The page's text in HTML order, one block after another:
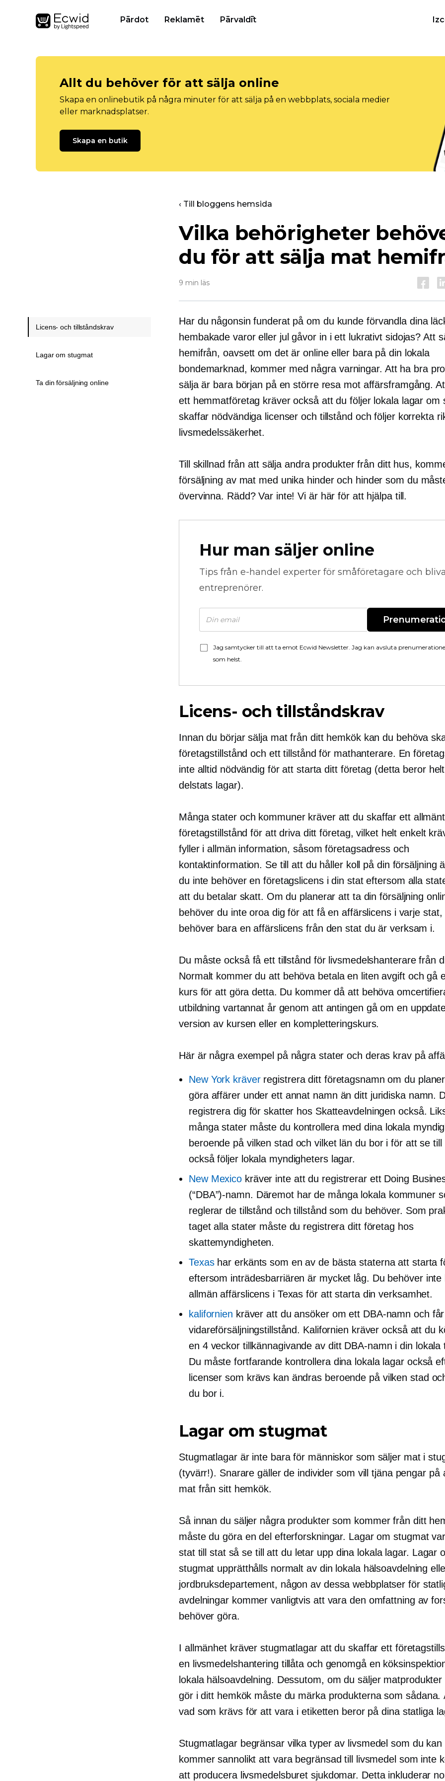
Pārdot Reklamēt Pārvaldīt
Allt du behöver för att sälja online
Skapa en onlinebutik på några minuter för att sälja på en webbplats, sociala medier
eller marknadsplatser.
Skapa en butik
‹ Till bloggens hemsida
Vilka behörigheter
du för att sälja mat
9 min läs
Har du någonsin funderat på om du kunde förvandla dina
hembakade varor eller julgåvorin i ett lukrativt sidojas? Att
hemifrån, oavsett om det är online eller bara på din lokala
bondemarknad, kommer med några varningar. Att ha bra
sälja är bara början på en större resa mot affärsframgång.
ett hemmatföretag kräver också att du följer lokala lagar om
skaffar nödvändiga licenser och tillstånd och följer korrekta
livsmedelssäkerhet.
Till skillnad från att sälja andra produkter från ditt hus,
försäljning av mat med unika hinder och hinder som du
övervinna. Rädd? Var inte! Vi är här för att hjälpa till.
Hur man säljer online
Tips från e-handel experter för småföretagare och
entreprenörer.
Jag samtycker till att ta emot Ecwid Newsletter. Jag kan avsluta
som helst.
Licens- och tillståndskrav
Innan du börjar sälja mat från ditt hemkök kan du behöva
företagstillstånd och ett tillstånd för mathanterare. En
inte alltid nödvändig för att starta ditt företag (detta beror
delstats lagar).
Många stater och kommuner kräver att du skaffar ett allmänt
företagstillstånd för att driva ditt företag, vilket helt enkelt
fyller i allmän information, såsom företagsadress och
kontaktinformation. Se till att du håller koll på din försäljning
du inte behöver en företagslicens i din stat eftersom alla
att du betalar skatt. Om du planerar att ta din försäljning
behöver du inte oroa dig för att få en affärslicens i varje stat,
behöver bara en affärslicens från den stat du är verksam i.
Du måste också få ett tillstånd för livsmedelshanterare från
Normalt kommer du att behöva betala en liten avgift och gå
kurs för att göra detta. Du kommer då att behöva
utbildning vartannat år genom att antingen gå om en
version av kursen eller en kompletteringskurs.
Här är några exempel på några stater och deras krav på
New York kräverregistrera ditt företagsnamn om du
göra affärer under ett annat namn än ditt juridiska namn.
registrera dig för skatter hos Skatteavdelningen också.
många stater måste du kontrollera med dina lokala
beroende på vilken stad och vilket län du bor i för att se till
också följer lokala myndigheters lagar.
New Mexico kräver inte att du registrerar ett Doing
(“DBA”)-namn. Däremot har de många lokala kommuner
reglerar de tillstånd och tillstånd som du behöver. Som
taget alla stater måste du registrera ditt företag hos
skattemyndigheten.
Texashar erkänts som en av de bästa staterna att starta
eftersom inträdesbarriären är mycket låg. Du behöver inte
allmän affärslicens i Texas för att starta din verksamhet.
kalifornien kräver att du ansöker om ett DBA-namn och
vidareförsäljningstillstånd. Kalifornien kräver också att du
en 4 veckortillkännagivande av ditt DBA-namn i din lokala
Du måste fortfarande kontrollera dina lokala lagar också
licenser som krävs kan ändras beroende på vilken stad
du bor i.
Lagar om stugmat
Stugmatlagar är inte bara för människor som säljer mat i
(tyvärr!). Snarare gäller de individer som vill tjäna pengar på
mat från sitt hemkök.
Så innan du säljer några produkter som kommer från ditt
måste du göra en del efterforskningar. Lagar om stugmat
stat till stat så se till att du letar upp dina lokala lagar. Lagar
stugmat upprätthålls normalt av din lokala hälsoavdelning
jordbruksdepartement, någon av dessa webbplatser för
avdelningar kommer vanligtvis att vara den omfattning av
behöver göra.
I allmänhet kräver stugmatlagar att du skaffar ett
en livsmedelshantering tillåta och genomgå en
lokala hälsoavdelning. Dessutom, om du säljer
gör i ditt hemkök måste du märka produkterna som sådana.
vad som krävs för att vara i etiketten beror på dina statliga
Stugmatlagar begränsar vilka typer av livsmedel som du kan
kommer sannolikt att vara begränsad till livsmedel som inte
att producera livsmedelsburet sjukdomar. Detta inkluderar
Licens- och tillståndskrav
Lagar om stugmat
Ta din försäljning online